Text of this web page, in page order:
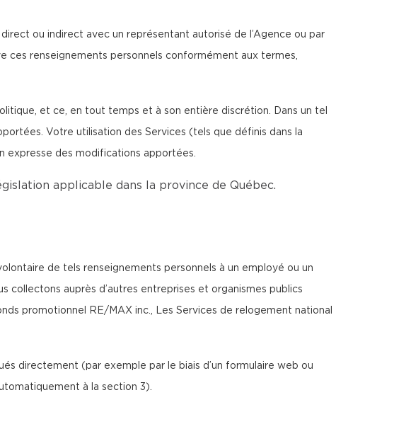
ou indirect avec un représentant autorisé de l’Agence ou par
ces renseignements personnels conformément aux termes,
et ce, en tout temps et à son entière discrétion. Dans un tel
Votre utilisation des Services (tels que définis dans la
des modifications apportées.
applicable dans la province de Québec.
de tels renseignements personnels à un employé ou un
collectons auprès d’autres entreprises et organismes publics
promotionnel RE/MAX inc., Les Services de relogement national
directement (par exemple par le biais d’un formulaire web ou
à la section 3).